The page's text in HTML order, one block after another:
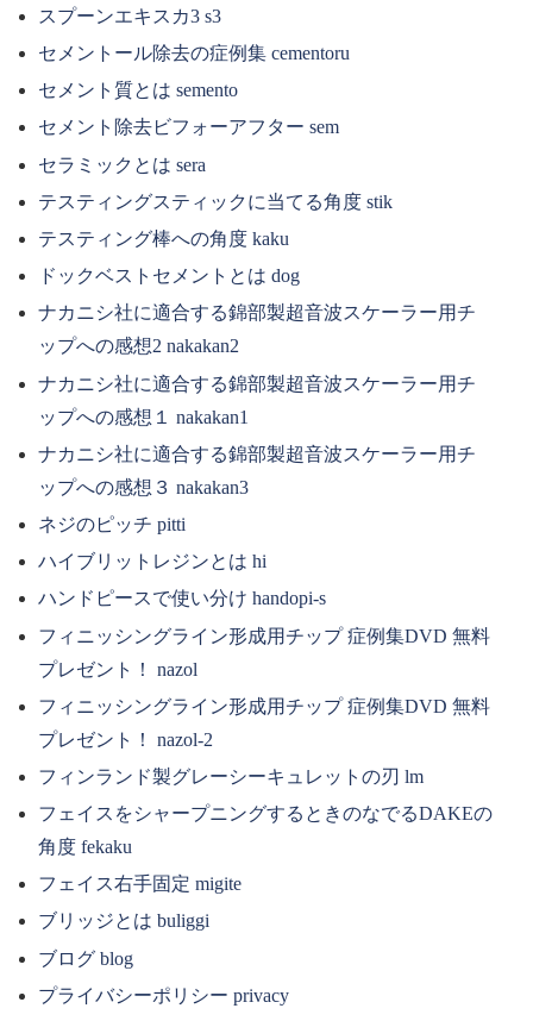
スプーンエキスカ3 s3
セメントール除去の症例集 cementoru
セメント質とは semento
セメント除去ビフォーアフター sem
セラミックとは sera
テスティングスティックに当てる角度 stik
テスティング棒への角度 kaku
ドックベストセメントとは dog
ナカニシ社に適合する錦部製超音波スケーラー用チ
ップへの感想2 nakakan2
ナカニシ社に適合する錦部製超音波スケーラー用チ
ップへの感想１ nakakan1
ナカニシ社に適合する錦部製超音波スケーラー用チ
ップへの感想３ nakakan3
ネジのピッチ pitti
ハイブリットレジンとは hi
ハンドピースで使い分け handopi-s
フィニッシングライン形成用チップ 症例集DVD 無料
プレゼント！ nazol
フィニッシングライン形成用チップ 症例集DVD 無料
プレゼント！ nazol-2
フィンランド製グレーシーキュレットの刃 lm
フェイスをシャープニングするときのなでるDAKEの
角度 fekaku
フェイス右手固定 migite
ブリッジとは buliggi
ブログ blog
プライバシーポリシー privacy